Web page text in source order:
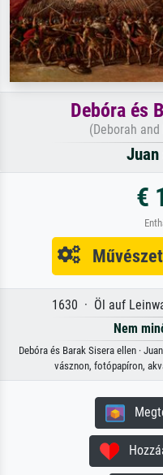
Debóra és
(Deborah
Juan
€
1630 · Öl auf
Nem
Debóra és Barak Sisera ellen ·
vásznon, fotópapíron,